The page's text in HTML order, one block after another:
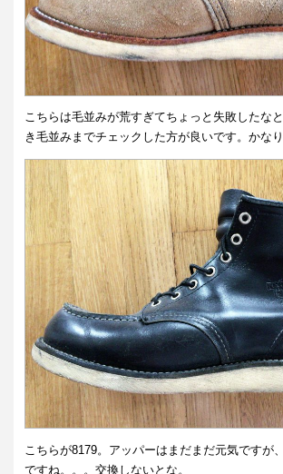
こちらは毛並みが荒すぎてちょっと失敗したな
き毛並みまでチェックした方が良いです。かな
こちらが8179。アッパーはまだまだ元気ですが
ですね。。。交換しないとな。